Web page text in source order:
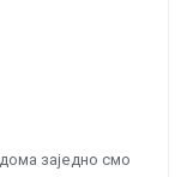
заједно смо